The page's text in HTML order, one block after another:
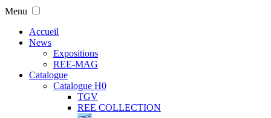
Menu
Accueil
News
Expositions
REE-MAG
Catalogue
Catalogue H0
TGV
REE COLLECTION